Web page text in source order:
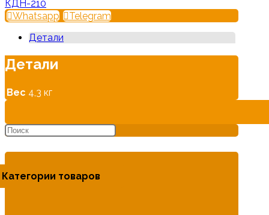
КДН-210
Whatsapp
Telegram
Детали
Детали
Вес 4,3 кг
Категории товаров